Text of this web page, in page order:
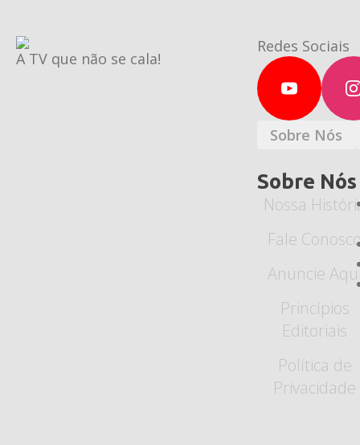
A TV que não se cala!
Redes Sociais
Sobre Nós
Sobre Nós
Nossa
Fale
Anuncie
Princípios
Editoriais
Política de
Privacidade